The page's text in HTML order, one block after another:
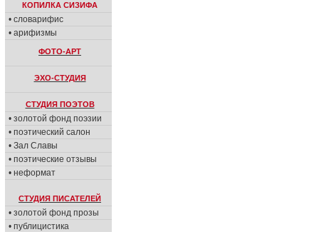
КОПИЛКА СИЗИФА
• словарифис
• арифизмы
ФОТО-АРТ
ЭХО-СТУДИЯ
СТУДИЯ ПОЭТОВ
• золотой фонд поэзии
• поэтический салон
• Зал Славы
• поэтические отзывы
• неформат
СТУДИЯ ПИСАТЕЛЕЙ
• золотой фонд прозы
• публицистика